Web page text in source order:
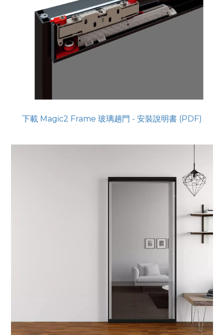
下載 Magic2 Frame 玻璃趟門 - 安裝說明書 (PDF)